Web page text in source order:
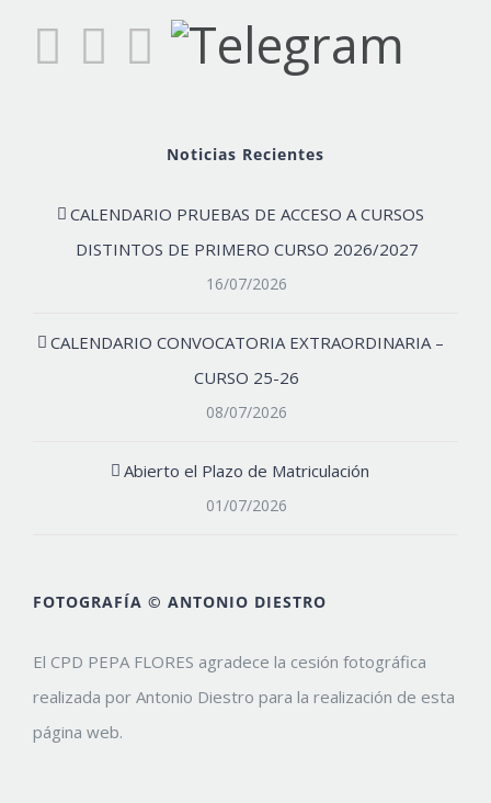
Noticias Recientes
CALENDARIO PRUEBAS DE ACCESO A CURSOS
DISTINTOS DE PRIMERO CURSO 2026/2027
16/07/2026
CALENDARIO CONVOCATORIA EXTRAORDINARIA –
CURSO 25-26
08/07/2026
Abierto el Plazo de Matriculación
01/07/2026
FOTOGRAFÍA © ANTONIO DIESTRO
El CPD PEPA FLORES agradece la cesión fotográfica
realizada por Antonio Diestro para la realización de esta
página web.